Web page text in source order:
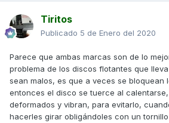
Tiritos
Publicado 5 de Enero del 2020
Parece que ambas marcas son de lo
problema de los discos flotantes que
sean malos, es que a veces se bloquean
entonces el disco se tuerce al
deformados y vibran, para evitarlo,
hacerles girar obligándoles con un